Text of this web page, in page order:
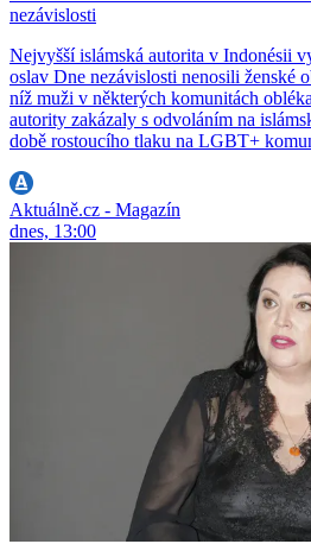
nezávislosti
Nejvyšší islámská autorita v Indonésii
oslav Dne nezávislosti nenosili ženské
níž muži v některých komunitách
autority zakázaly s odvoláním na
době rostoucího tlaku na LGBT+
Aktuálně.cz - Magazín
dnes, 13:00